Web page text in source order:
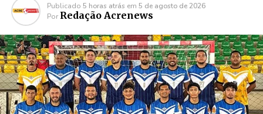
Publicado 5 horas atrás em 5 de agosto de 2026
Por Redação Acrenews